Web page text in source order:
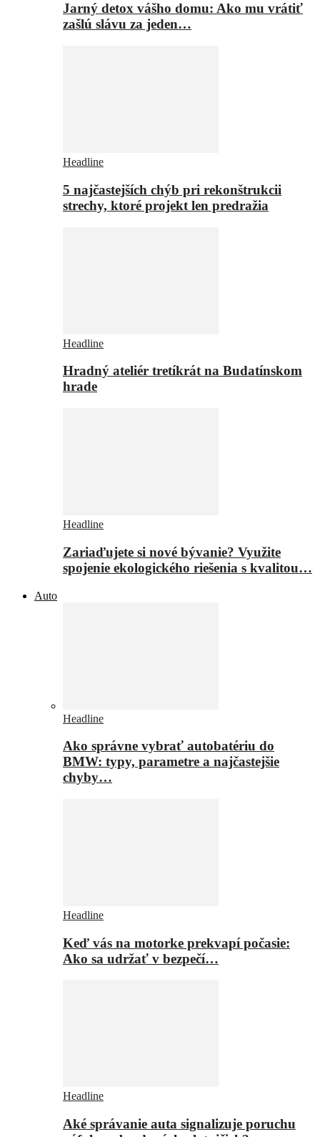
Jarný detox vášho domu: Ako mu vrátiť
zašlú slávu za jeden…
Headline
5 najčastejších chýb pri rekonštrukcii
strechy, ktoré projekt len predražia
Headline
Hradný ateliér tretíkrát na Budatínskom
hrade
Headline
Zariaďujete si nové bývanie? Využite
spojenie ekologického riešenia s kvalitou…
Auto
Headline
Ako správne vybrať autobatériu do
BMW: typy, parametre a najčastejšie
chyby…
Headline
Keď vás na motorke prekvapí počasie:
Ako sa udržať v bezpečí…
Headline
Aké správanie auta signalizuje poruchu